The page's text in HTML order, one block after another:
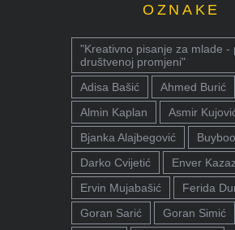
OZNAKE
"Kreativno pisanje za mlade -
društvenoj promjeni"
Adisa Bašić
Ahmed Burić
Almin Kaplan
Asmir
Bjanka Alajbegović
Darko Cvijetić
Enver Kazaz
Ervin Mujabašić
Ferida
Goran Sarić
Goran Simić